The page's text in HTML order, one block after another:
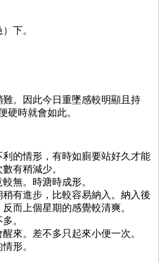
下。
。因此今日重墜感較明顯且持
硬時就會如此。
的情形，有時如廁要站好久才能
有稍減少。
無。時溏時成形。
有進步，比較容易納入。納入後
而上個星期的感覺較清爽。
。
來。差不多只起來小便一次。
形。